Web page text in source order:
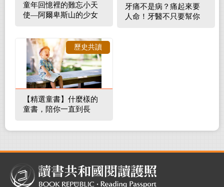
童年回憶裡的難忘小天
使—阿爾卑斯山的少女
牙痛不是病？痛起來要
人命！牙醫不只要幫你
【精選童書】什麼樣的
童書，陪你一直到長
歷史共讀